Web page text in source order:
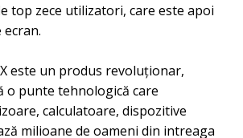
top zece utilizatori, care este apoi
este un produs revoluționar,
o punte tehnologică care
calculatoare, dispozitive
milioane de oameni din intreaga